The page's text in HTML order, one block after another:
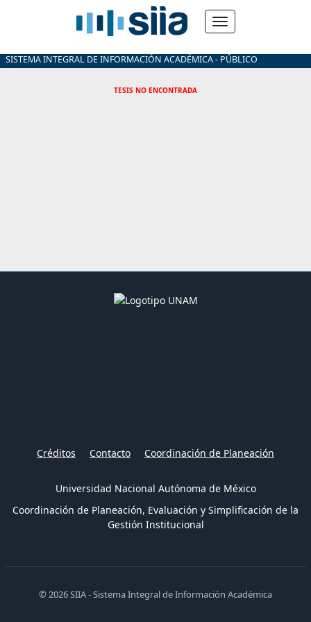
SISTEMA INTEGRAL DE INFORMACIÓN ACADÉMICA - PÚBLICO
TESIS NO ENCONTRADA
Créditos Contacto Coordinación de Planeación
Universidad Nacional Autónoma de México
Coordinación de Planeación, Evaluación y Simplificación de la
Gestión Institucional
© 2026 SIIA - Sistema Integral de Información Académica